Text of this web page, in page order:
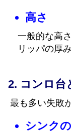
高さ
一般的な高
リッパの厚
コンロ台
最も多い失敗
シンク